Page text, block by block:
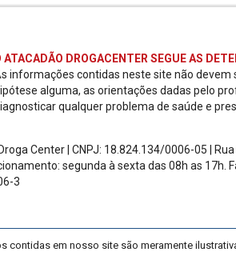
ATACADÃO DROGACENTER SEGUE AS
informações contidas neste site não
alguma, as orientações dadas pelo
qualquer problema de saúde e
Center | CNPJ: 18.824.134/0006-05 |
segunda à sexta das 08h as 17h.
3
em nosso site são meramente